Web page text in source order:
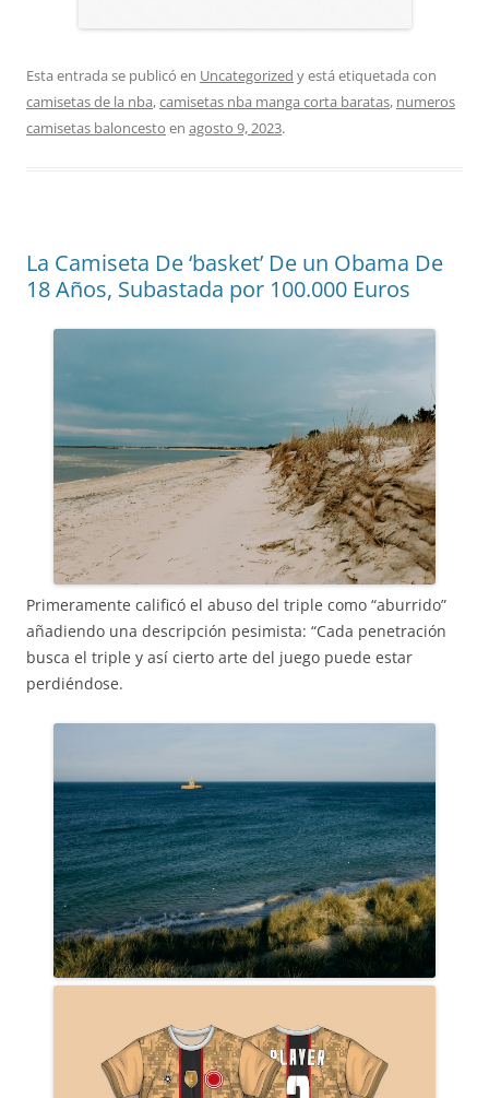
Esta entrada se publicó en Uncategorized y está etiquetada con
camisetas de la nba,camisetas nba manga corta baratas, numeros
camisetas baloncesto en agosto 9, 2023.
La Camiseta De ‘basket’ De un Obama De
18 Años, Subastada por 100.000 Euros
Primeramente calificó el abuso del triple como “aburrido”
añadiendo una descripción pesimista: “Cada penetración
busca el triple y así cierto arte del juego puede estar
perdiéndose.